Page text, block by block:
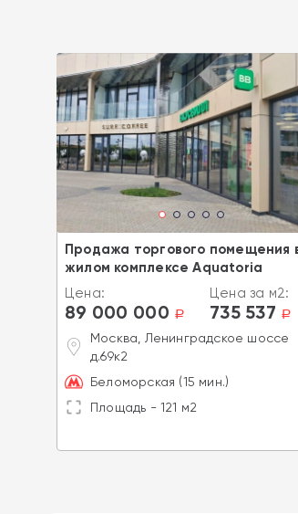
Продажа торгового помещения
жилом комплексе Aquatoria
Цена:
89 000 000 a
Цена за м2:
735 537 a
Москва, Ленинградское шоссе
д.69к2
Беломорская (15 мин.)
Площадь - 121 м2